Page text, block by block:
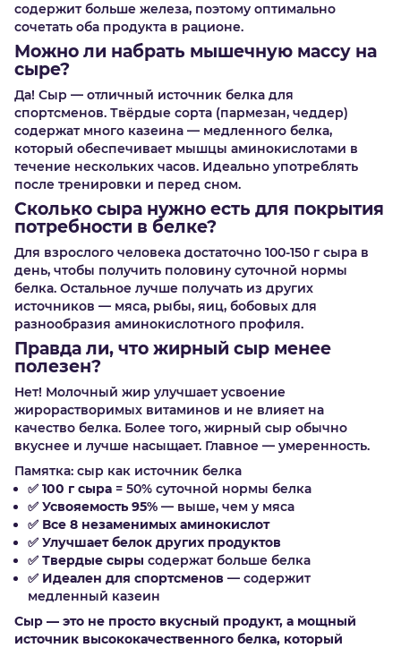
содержит больше железа, поэтому оптимально
сочетать оба продукта в рационе.
Можно ли набрать мышечную массу на
сыре?
Да! Сыр — отличный источник белка для
спортсменов. Твёрдые сорта (пармезан, чеддер)
содержат много казеина — медленного белка,
который обеспечивает мышцы аминокислотами в
течение нескольких часов. Идеально употреблять
после тренировки и перед сном.
Сколько сыра нужно есть для покрытия
потребности в белке?
Для взрослого человека достаточно 100-150 г сыра в
день, чтобы получить половину суточной нормы
белка. Остальное лучше получать из других
источников — мяса, рыбы, яиц, бобовых для
разнообразия аминокислотного профиля.
Правда ли, что жирный сыр менее
полезен?
Нет! Молочный жир улучшает усвоение
жирорастворимых витаминов и не влияет на
качество белка. Более того, жирный сыр обычно
вкуснее и лучше насыщает. Главное — умеренность.
Памятка: сыр как источник белка
✅ 100 г сыра = 50% суточной нормы белка
✅ Усвояемость 95% — выше, чем у мяса
✅ Все 8 незаменимых аминокислот
✅ Улучшает белок других продуктов
✅ Твердые сыры содержат больше белка
✅ Идеален для спортсменов — содержит
медленный казеин
Сыр — это не просто вкусный продукт, а мощный
источник высококачественного белка, который